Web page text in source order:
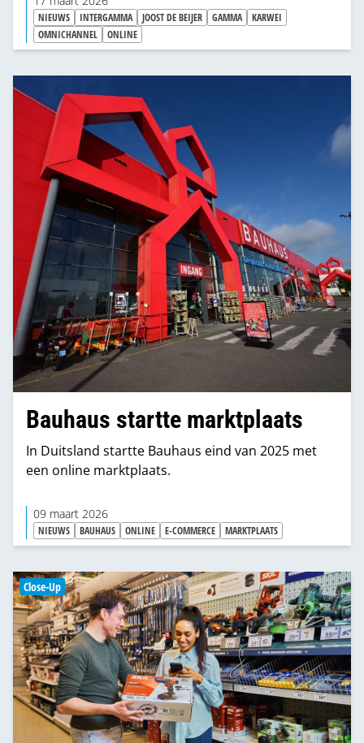
NIEUWS INTERGAMMA JOOST DE BEIJER GAMMA
KARWEI
OMNICHANNEL
ONLINE
Bauhaus startte marktplaats
In Duitsland startte Bauhaus eind van 2025 met
een online marktplaats.
09 maart 2026
NIEUWS BAUHAUS ONLINE E-COMMERCE MARKTPLAATS
Close-Up